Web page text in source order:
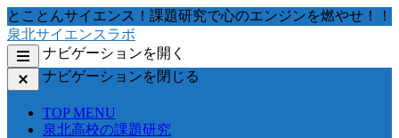
コ
ン
テ
ン
ツ
とことんサイエンス！課題研究で心のエンジンを燃やせ！！
泉北サイエンスラボ
ナビゲーションを開く
ナビゲーションを閉じる
TOP MENU
泉北高校の課題研究